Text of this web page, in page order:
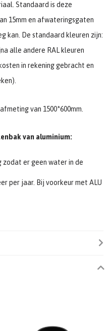
Standaard is deze
15mm en afwateringsgaten
kan. De standaard kleuren zijn:
alle andere RAL kleuren
in rekening gebracht en
van 1500*600mm.
van aluminium:
er geen water in de
per jaar. Bij voorkeur met ALU